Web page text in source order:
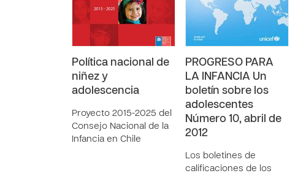
Política nacional de
niñez y
adolescencia
Proyecto 2015-2025 del
Consejo Nacional de la
Infancia en Chile
PROGRESO PARA
LA INFANCIA Un
boletín sobre los
adolescentes
Número 10, abril de
2012
Los boletines de
calificaciones de los